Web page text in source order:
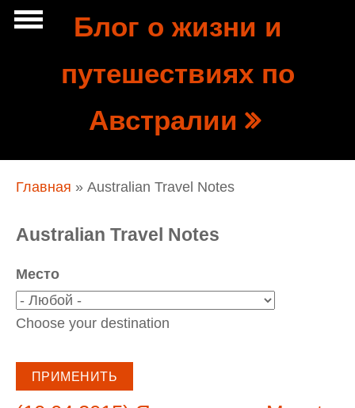
Перейти к основному содержанию
Блог о жизни и
путешествиях по
Австралии
Navigation
Вы здесь
Главная » Australian Travel Notes
Australian Travel Notes
Место
Choose your destination